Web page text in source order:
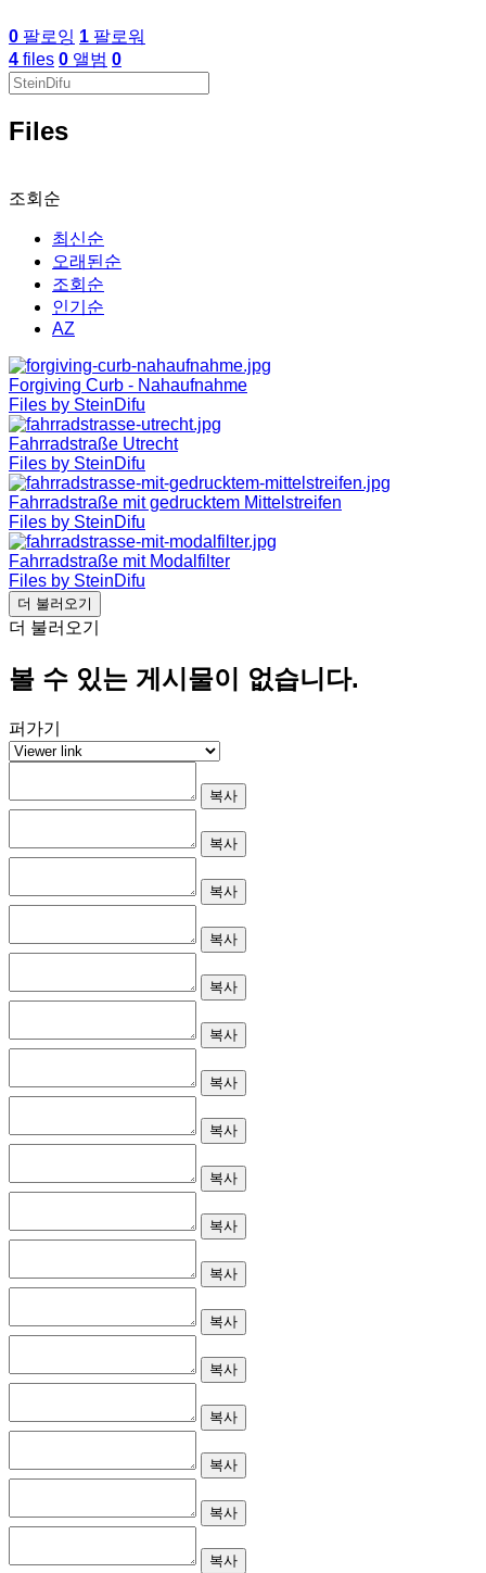
0 팔로잉 1 팔로워
4 files 0 앨범 0
Files
조회순
최신순
오래된순
조회순
인기순
AZ
Forgiving Curb - Nahaufnahme
Files by SteinDifu
Fahrradstraße Utrecht
Files by SteinDifu
Fahrradstraße mit gedrucktem Mittelstreifen
Files by SteinDifu
Fahrradstraße mit Modalfilter
Files by SteinDifu
더 불러오기
더 불러오기
볼 수 있는 게시물이 없습니다.
퍼가기
복사
복사
복사
복사
복사
복사
복사
복사
복사
복사
복사
복사
복사
복사
복사
복사
복사